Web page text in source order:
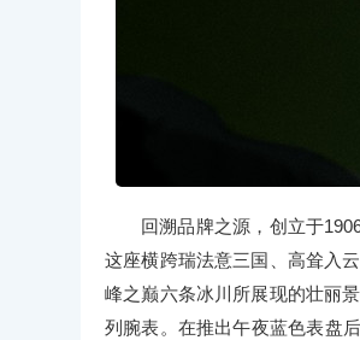
回溯品牌之源，创立于
这座横跨瑞法意三国、高耸入
峰之巅六条冰川所展现的壮丽
列腕表。在推出午夜蓝色表盘